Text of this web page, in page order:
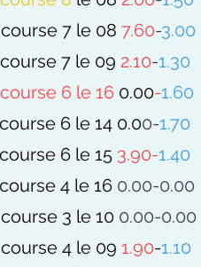
7 le 08 7.60-3.00
7 le 09 2.10-1.30
6 le 16 0.00-1.60
6 le 14 0.00-1.70
6 le 15 3.90-1.40
4 le 16 0.00-0.00
3 le 10 0.00-0.00
4 le 09 1.90-1.10